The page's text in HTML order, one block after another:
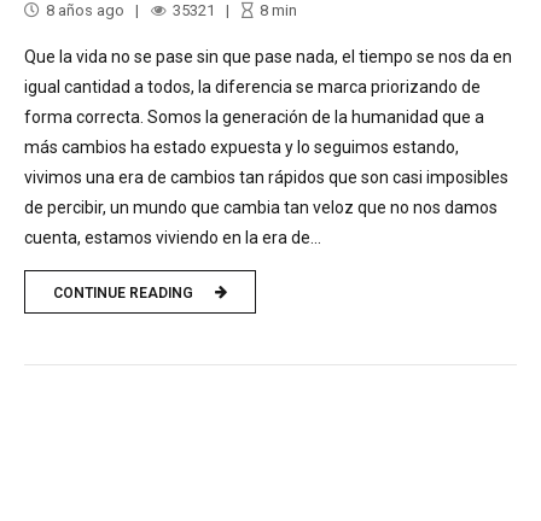
8 años ago 35321 8min
Que la vida no se pase sin que pase nada, el tiempo se nos da en
igual cantidad a todos, la diferencia se marca priorizando de
forma correcta. Somos la generación de la humanidad que a
más cambios ha estado expuesta y lo seguimos estando,
vivimos una era de cambios tan rápidos que son casi imposibles
de percibir, un mundo que cambia tan veloz que no nos damos
cuenta, estamos viviendo en la era de...
CONTINUE READING